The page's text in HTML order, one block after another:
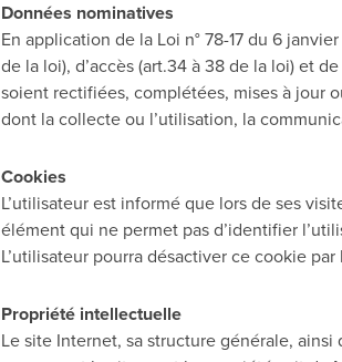
Données nominatives
En application de la Loi n° 78-17 du 6
de la loi), d’accès (art.34 à 38 de la loi) et
soient rectifiées, complétées, mises à jour
dont la collecte ou l’utilisation, la
Cookies
L’utilisateur est informé que lors de ses
élément qui ne permet pas d’identifier
L’utilisateur pourra désactiver ce cookie
Propriété intellectuelle
Le site Internet, sa structure générale,